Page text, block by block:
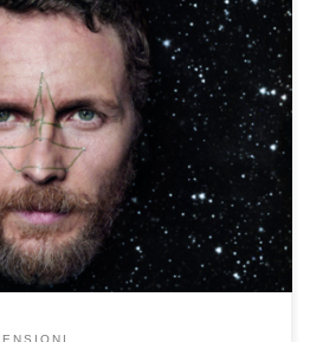
che è Tutto l’amore che ho, è
i suoi 25 brani che Lorenzo definisce
Grande energia, positività e
gran sound e interessanti
e Michael […]